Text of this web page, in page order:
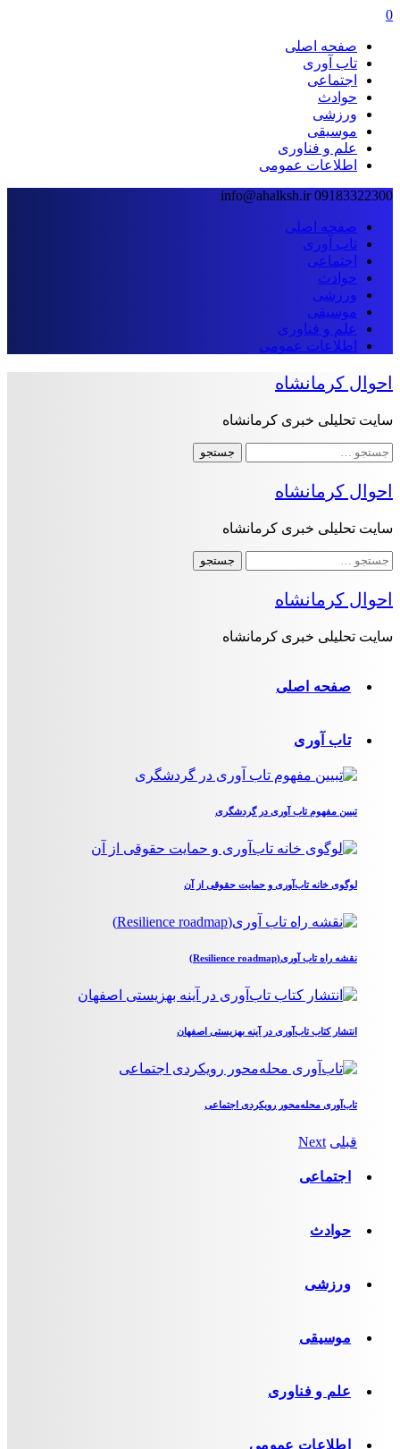
0
صفحه اصلی
تاب آوری
اجتماعی
حوادث
ورزشی
موسیقی
علم و فناوری
اطلاعات عمومی
09183322300
info@ahalksh.ir
صفحه اصلی
تاب آوری
اجتماعی
حوادث
ورزشی
موسیقی
علم و فناوری
اطلاعات عمومی
احوال کرمانشاه
سایت تحلیلی خبری کرمانشاه
جستجو
برای:
احوال کرمانشاه
سایت تحلیلی خبری کرمانشاه
جستجو
برای:
احوال کرمانشاه
سایت تحلیلی خبری کرمانشاه
صفحه اصلی
تاب آوری
تبیین مفهوم تاب آوری در گردشگری
لوگوی خانه تاب‌آوری و حمایت حقوقی از آن
نقشه راه تاب آوری(Resilience roadmap)
انتشار کتاب تاب‌آوری در آینه بهزیستی اصفهان
تاب‌آوری محله‌محور رویکردی اجتماعی
قبلی Next
اجتماعی
حوادث
ورزشی
موسیقی
علم و فناوری
اطلاعات عمومی